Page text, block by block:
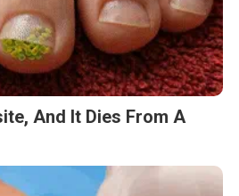
And It Dies From A